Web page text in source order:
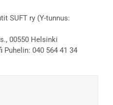
SUFT ry (Y-tunnus:
00550 Helsinki
Puhelin: 040 564 41 34